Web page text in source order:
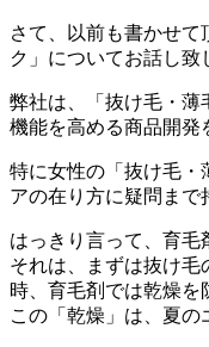
さて、以前も書かせて
ク」についてお話し致
弊社は、「抜け毛・薄
機能を高める商品開発
特に女性の「抜け毛・
アの在り方に疑問まで
はっきり言って、育毛
それは、まずは抜け毛
時、育毛剤では乾燥を
この「乾燥」は、夏の